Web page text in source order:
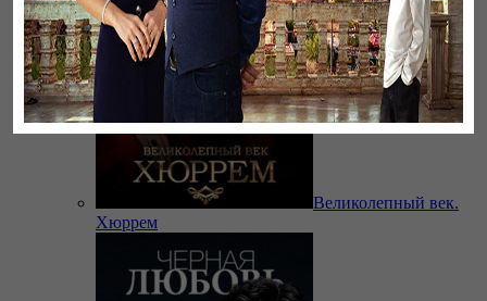
Великолепный век.
Хюррем